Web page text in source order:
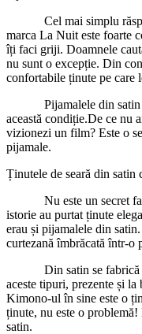
Cel mai simplu
marca La Nuit este foarte
îți faci griji. Doamnele
nu sunt o excepție. Din
confortabile ținute pe care
Pijamalele din satin
această condiție.De ce nu
vizionezi un film? Este o
pijamale.
Ținutele de seară din satin
Nu este un secret
istorie au purtat ținute
erau și pijamalele din
curtezană îmbrăcată într-o
Din satin se fabrică
aceste tipuri, prezente și
Kimono-ul în sine este o
ținute, nu este o
satin.